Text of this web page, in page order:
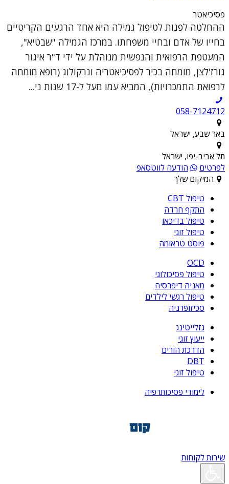
פסיכיאטר
ההחלטה לפנות לטיפול גמילה היא אחד הרגעים הקריטיים
בחייו של אדם ובחיי משפחתו. במרכז הגמילה "שבטיא",
המעטפת הרפואית והנפשית מנוהלת על ידי ד"ר איגור
גורז'לצן, מומחה בכיר לפסיכיאטריה ונרקולוג (רופא מומחה
לרפואת התמכרויות), המביא עמו מעל ל-17 שנות ני...
058-7124712
באר שבע, ישראל
תל אביב-יפו, ישראל
לפרטים
הודעה לווטסאפ
המיקום שלך
טיפול CBT
התקף חרדה
טיפול בדיכאו
טיפול זוגי
פוסט טראומה
OCD
טיפול פסיכולוגי
מאניה דיפרסיה
טיפול רגשי לילדים
סכיזופרניה
גזלייטינג
ייעוץ זוגי
הדרכת הורים
DBT
טיפול זוגי
לימודי פסיכותרפיה
שירות לקוחות